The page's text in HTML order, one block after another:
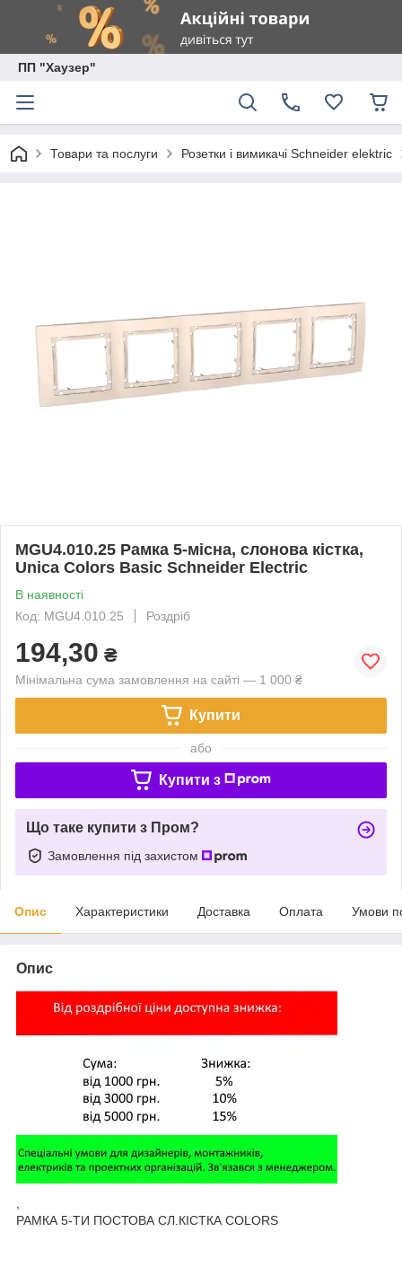
ПП "Хаузер"
Товари та послуги Розетки і вимикачі Schneider elektric
MGU4.010.25 Рамка 5-місна, слонова кістка,
Unica Colors Basic Schneider Electric
В наявності
Код: MGU4.010.25
Роздріб
194,30 ₴
Мінімальна сума замовлення на сайті — 1 000 ₴
Купити
або
Купити з
Що таке купити з Пром?
Замовлення під захистом
Опис Характеристики Доставка Оплата Умови
Опис
РАМКА 5-ТИ ПОСТОВА СЛ.КІСТКА COLORS